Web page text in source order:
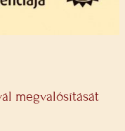
megvalósítását